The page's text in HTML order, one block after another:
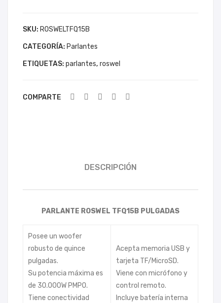
SKU: ROSWELTFQ15B
CATEGORÍA: Parlantes
ETIQUETAS: parlantes, roswel
COMPARTE
DESCRIPCIÓN
PARLANTE ROSWEL TFQ15B PULGADAS
Posee un woofer
robusto de quince
pulgadas.
Su potencia máxima es
de 30.000W PMPO.
Tiene conectividad
Acepta memoria USB y
tarjeta TF/MicroSD.
Viene con micrófono y
control remoto.
Incluye batería interna